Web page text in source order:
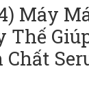
Máy
Thế